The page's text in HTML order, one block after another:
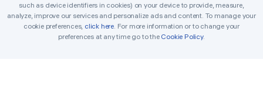
หน้าหลัก คลาสสิก
Killer
คำท้าทายประจำวัน
การแข่งขัน
รางวัล
such as device identifiers in cookies) on your device to provide, measure,
analyze, improve our services and personalize ads and content. To manage your
cookie preferences, click here. For more information or to change your
preferences at any time go to the Cookie Policy.